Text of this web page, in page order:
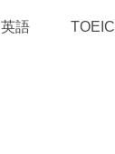
英語 TOEIC